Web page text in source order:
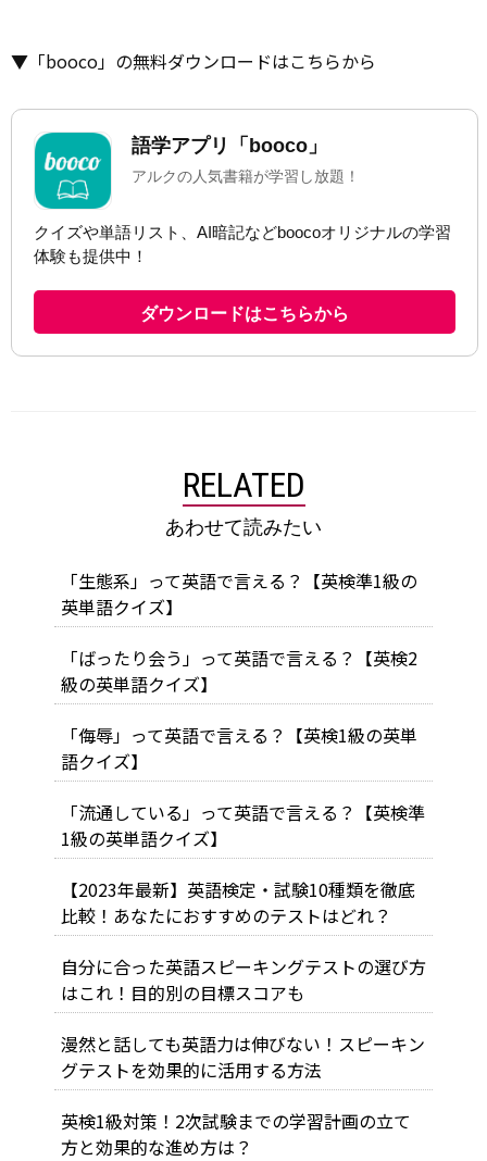
▼「booco」の無料ダウンロードはこちらから
RELATED
あわせて読みたい
「生態系」って英語で言える？【英検準1級の
英単語クイズ】
「ばったり会う」って英語で言える？【英検2
級の英単語クイズ】
「侮辱」って英語で言える？【英検1級の英単
語クイズ】
「流通している」って英語で言える？【英検準
1級の英単語クイズ】
【2023年最新】英語検定・試験10種類を徹底
比較！あなたにおすすめのテストはどれ？
自分に合った英語スピーキングテストの選び方
はこれ！目的別の目標スコアも
漫然と話しても英語力は伸びない！スピーキン
グテストを効果的に活用する方法
英検1級対策！2次試験までの学習計画の立て
方と効果的な進め方は？